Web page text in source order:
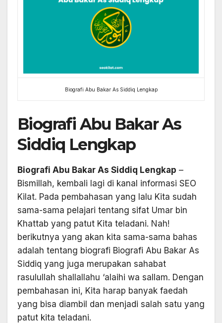
Biografi Abu Bakar As Siddiq Lengkap
Biografi Abu Bakar As
Siddiq Lengkap
Biografi Abu Bakar As Siddiq Lengkap –
Bismillah, kembali lagi di kanal informasi SEO
Kilat. Pada pembahasan yang lalu Kita sudah
sama-sama pelajari tentang sifat Umar bin
Khattab yang patut Kita teladani. Nah!
berikutnya yang akan kita sama-sama bahas
adalah tentang biografi Biografi Abu Bakar As
Siddiq yang juga merupakan sahabat
rasulullah shallallahu ‘alaihi wa sallam. Dengan
pembahasan ini, Kita harap banyak faedah
yang bisa diambil dan menjadi salah satu yang
patut kita teladani.